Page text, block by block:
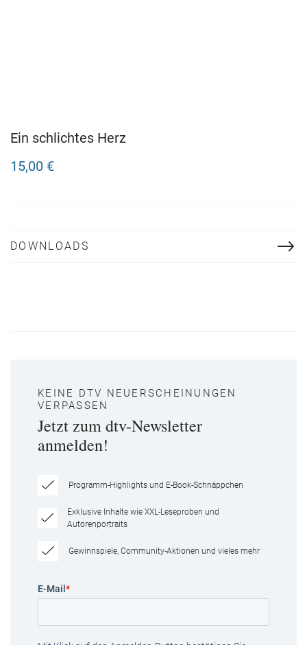
Ein schlichtes Herz
15,00 €
DOWNLOADS
KEINE DTV NEUERSCHEINUNGEN
VERPASSEN
Jetzt zum dtv-Newsletter
anmelden!
Programm-Highlights und E-Book-Schnäppchen
Exklusive Inhalte wie XXL-Leseproben und
Autorenportraits
Gewinnspiele, Community-Aktionen und vieles mehr
E-Mail *